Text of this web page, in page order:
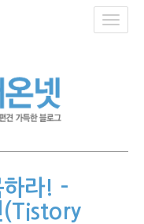
하라! -
(Tistory